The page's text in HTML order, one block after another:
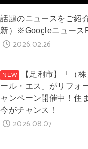
話題のニュースをご紹
新）※Googleニュース
2026.02.26
【足利市】「（
ール・エス」がリフォ
ャンペーン開催中！住
今がチャンス！
2026.08.07